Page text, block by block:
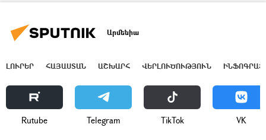
Արմենիա
ԼՈՒՐԵՐ ՀԱՅԱՍՏԱՆ ԱՇԽԱՐՀ ՎԵՐԼՈՒԾՈՒԹՅՈՒՆ
Rutube Telegram ТikТоk VK